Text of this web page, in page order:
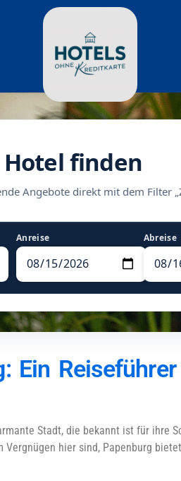
finden
Angebote direkt mit dem Filter
Anreise Abreise
Ein
Stadt, die bekannt ist für ihre
hier sind, Papenburg